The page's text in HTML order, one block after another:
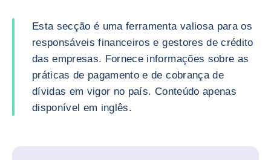
Esta secção é uma ferramenta valiosa para os
responsáveis financeiros e gestores de crédito
das empresas. Fornece informações sobre as
práticas de pagamento e de cobrança de
dívidas em vigor no país. Conteúdo apenas
disponível em inglês.